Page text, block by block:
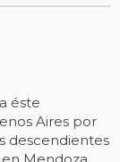
éste
Aires por
descendientes